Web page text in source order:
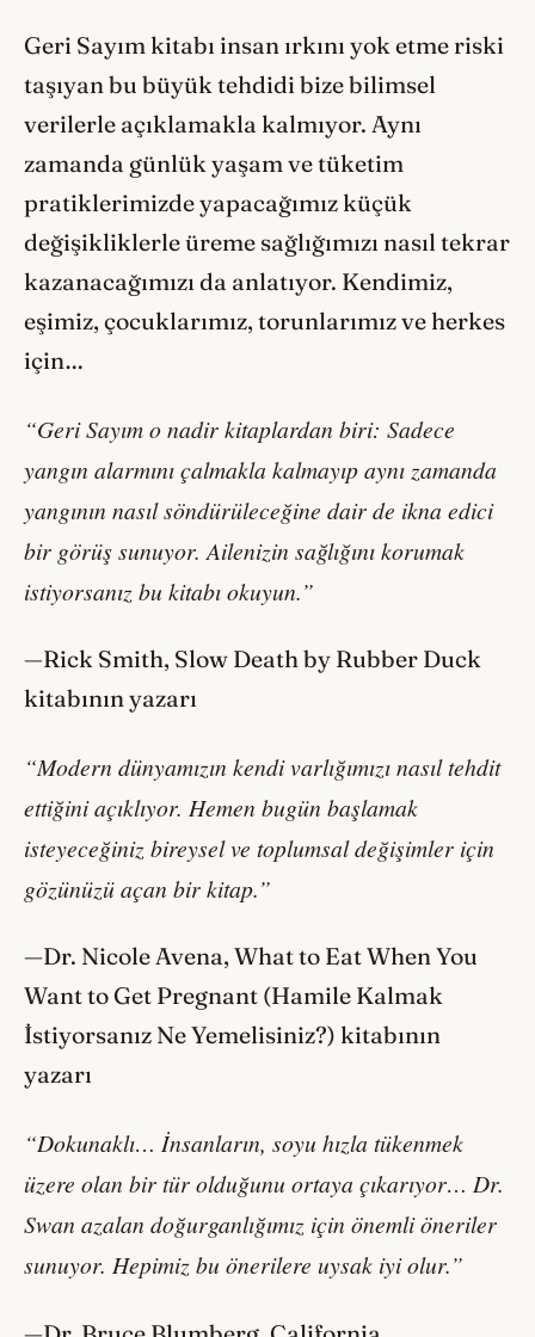
Geri Sayım kitabı insan ırkını yok etme riski
taşıyan bu büyük tehdidi bize bilimsel
verilerle açıklamakla kalmıyor. Aynı
zamanda günlük yaşam ve tüketim
pratiklerimizde yapacağımız küçük
değişikliklerle üreme sağlığımızı nasıl tekrar
kazanacağımızı da anlatıyor. Kendimiz,
eşimiz, çocuklarımız, torunlarımız ve herkes
için…
“Geri Sayım o nadir kitaplardan biri: Sadece
yangın alarmını çalmakla kalmayıp aynı zamanda
yangının nasıl söndürüleceğine dair de ikna edici
bir görüş sunuyor. Ailenizin sağlığını korumak
istiyorsanız bu kitabı okuyun.”
—Rick Smith, Slow Death by Rubber Duck
kitabının yazarı
“Modern dünyamızın kendi varlığımızı nasıl tehdit
ettiğini açıklıyor. Hemen bugün başlamak
isteyeceğiniz bireysel ve toplumsal değişimler için
gözünüzü açan bir kitap.”
—Dr. Nicole Avena, What to Eat When You
Want to Get Pregnant (Hamile Kalmak
İstiyorsanız Ne Yemelisiniz?) kitabının
yazarı
“Dokunaklı… İnsanların, soyu hızla tükenmek
üzere olan bir tür olduğunu ortaya çıkarıyor… Dr.
Swan azalan doğurganlığımız için önemli öneriler
sunuyor. Hepimiz bu önerilere uysak iyi olur.”